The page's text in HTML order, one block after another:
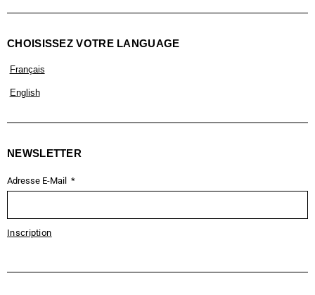
CHOISISSEZ VOTRE LANGUAGE
Français
English
NEWSLETTER
Adresse E-Mail
Inscription